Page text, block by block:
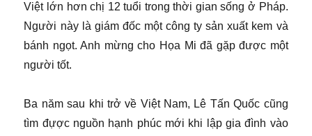
Việt lớn hơn chị 12 tuổi trong thời gian sống ở Pháp.
Người này là giám đốc một công ty sản xuất kem và
bánh ngọt. Anh mừng cho Họa Mi đã gặp được một
người tốt.
Ba năm sau khi trở về Việt Nam, Lê Tấn Quốc cũng
tìm đựợc nguồn hạnh phúc mới khi lập gia đình vào